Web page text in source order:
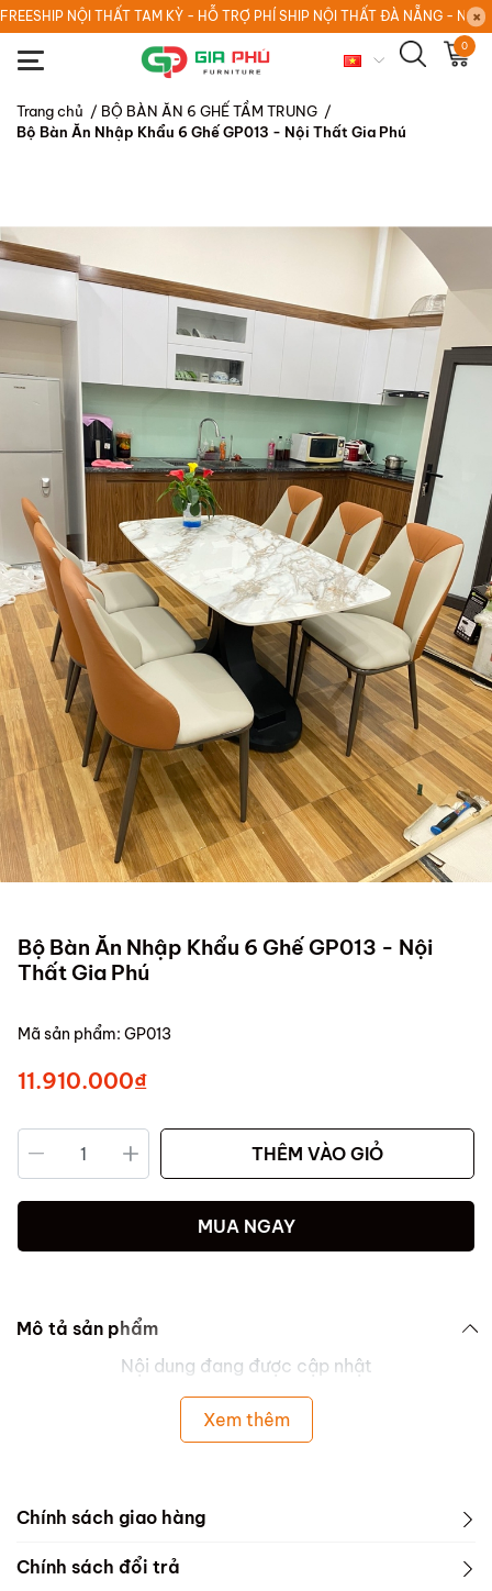
FREESHIP NỘI THẤT TAM KỲ - HỖ TRỢ PHÍ SHIP NỘI THẤT ĐÀ NẴNG - NỘI
0
Trang chủ / BỘ BÀN ĂN 6 GHẾ TẦM TRUNG /
Bộ Bàn Ăn Nhập Khẩu 6 Ghế GP013 - Nội Thất Gia Phú
Bộ Bàn Ăn Nhập Khẩu 6 Ghế GP013 - Nội
Thất Gia Phú
Mã sản phẩm: GP013
11.910.000₫
THÊM VÀO GIỎ
MUA NGAY
Mô tả sản phẩm
Nội dung đang được cập nhật
Xem thêm
Chính sách giao hàng
Chính sách đổi trả